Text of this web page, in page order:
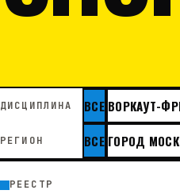
ДИСЦИПЛИНА ВСЕ ВОРКАУТ-
РЕГИОН ВСЕ ГОРОД
РЕЕСТР